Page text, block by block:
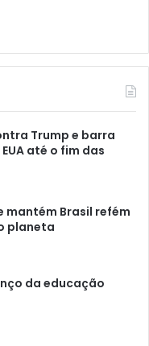
Trump e barra
até o fim das
mantém Brasil refém
planeta
da educação